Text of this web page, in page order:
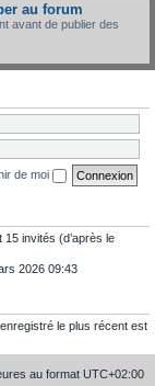
au forum
avant de publier des
de moi
invités (d’après le
2026 09:43
le plus récent est
au format UTC+02:00